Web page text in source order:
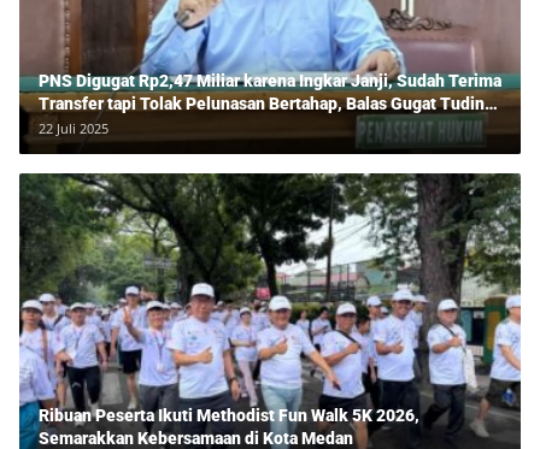
PNS Digugat Rp2,47 Miliar karena Ingkar Janji, Sudah Terima
Transfer tapi Tolak Pelunasan Bertahap, Balas Gugat Tuding
Lawan Tipu Rp850 Juta
22 Juli 2025
Ribuan Peserta Ikuti Methodist Fun Walk 5K 2026,
Semarakkan Kebersamaan di Kota Medan